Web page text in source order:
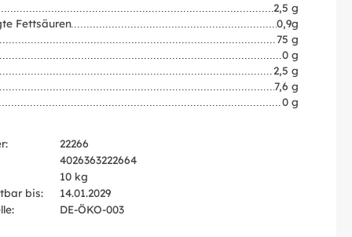
2,5 g
Fettsäuren
0,9g
75 g
0 g
2,5 g
7,6 g
0 g
22266
4026363222664
10 kg
bis:
14.01.2029
DE-ÖKO-003